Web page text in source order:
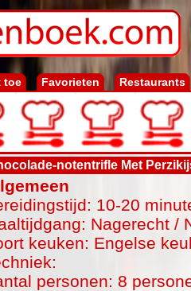
toe Favorieten Restaurants
notentrifle Met
10-20
Nagerecht /
keuken: Engelse
personen: 8